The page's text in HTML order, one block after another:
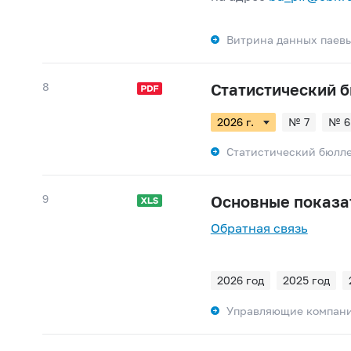
Витрина данных
8 Статистический
№ 7 № 6
Статистический
9 Основные
Обратная связь
2026 год 2025 год
2018 год
Управляющие